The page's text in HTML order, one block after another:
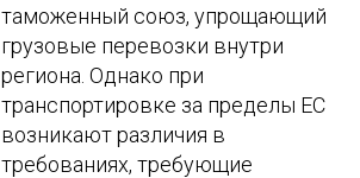
таможенный союз, упрощающий
грузовые перевозки внутри
региона. Однако при
транспортировке за пределы ЕС
возникают различия в
требованиях, требующие